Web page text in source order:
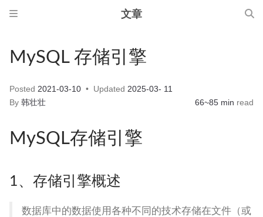
文章
MySQL 存储引擎
Posted 2021-03-10 Updated 2025-03- 11
By 韩壮壮 66~85 min read
MySQL存储引擎
1、存储引擎概述
数据库中的数据使用各种不同的技术存储在文件（或